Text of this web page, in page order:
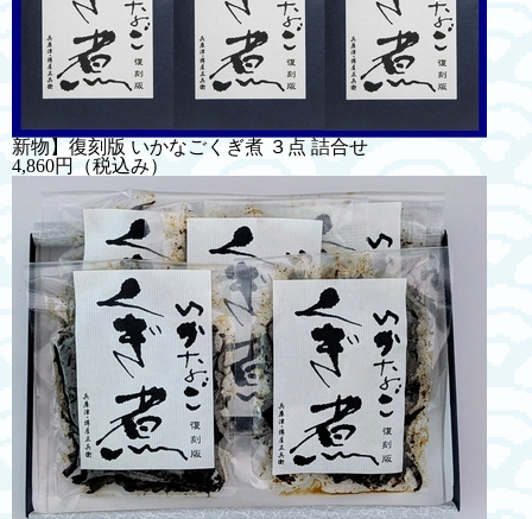
新物】復刻版 いかなごくぎ煮 ３点 詰合せ
4,860円
（税込み）